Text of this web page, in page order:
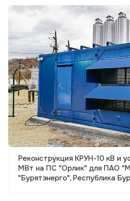
Реконструкция КРУН-10 кВ и
МВт на ПС "Орлик" для ПАО
"Бурятэнерго", Республика